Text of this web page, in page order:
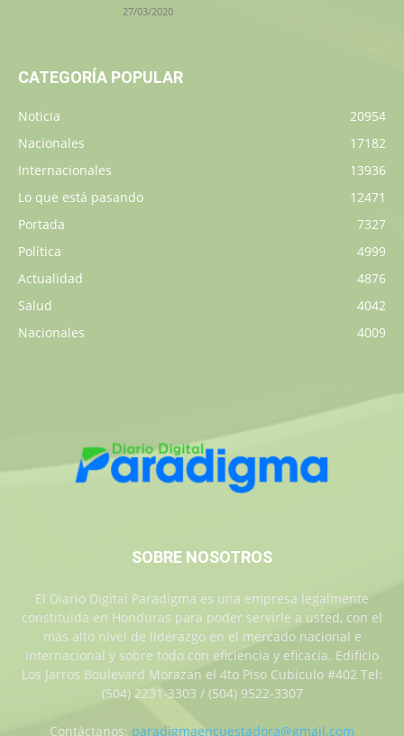
27/03/2020
CATEGORÍA POPULAR
Noticia
20954
Nacionales
17182
Internacionales
13936
Lo que está pasando
12471
Portada
7327
Política
4999
Actualidad
4876
Salud
4042
Nacionales
4009
SOBRE NOSOTROS
El Diario Digital Paradigma es una empresa legalmente
constituida en Honduras para poder servirle a usted, con el
más alto nivel de liderazgo en el mercado nacional e
internacional y sobre todo con eficiencia y eficacia. Edificio
Los Jarros Boulevard Morazan el 4to Piso Cubiculo #402 Tel:
(504) 2231-3303 / (504) 9522-3307
Contáctanos: paradigmaencuestadora@gmail.com